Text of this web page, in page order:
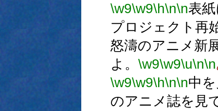
\w9\w9\h\n\n表
プロジェクト再
怒濤のアニメ新
よ。 \w9\w9\u\n\n
\w9\w9\h\n\n中
のアニメ誌を見